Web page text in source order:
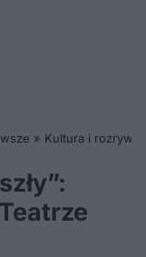
» Kultura i rozrywka